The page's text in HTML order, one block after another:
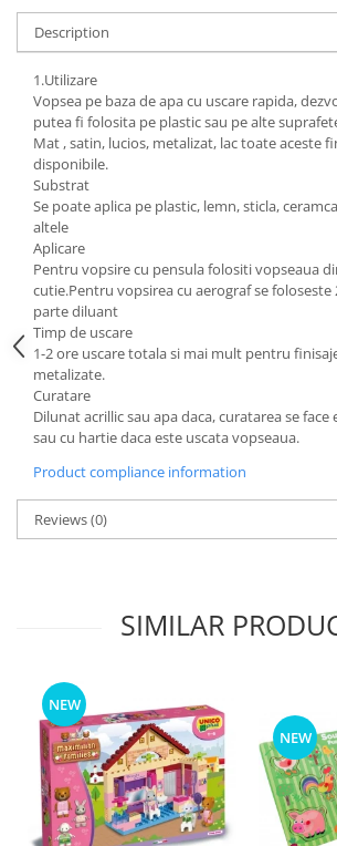
Description
1.Utilizare
Vopsea pe baza de apa cu uscare rapida,
putea fi folosita pe plastic sau pe alte
Mat , satin, lucios, metalizat, lac toate aceste
disponibile.
Substrat
Se poate aplica pe plastic, lemn, sticla,
altele
Aplicare
Pentru vopsire cu pensula folositi vopseaua
cutie.Pentru vopsirea cu aerograf se foloseste
parte diluant
Timp de uscare
1-2 ore uscare totala si mai mult pentru
metalizate.
Curatare
Dilunat acrillic sau apa daca, curatarea se
sau cu hartie daca este uscata vopseaua.
Product compliance information
Reviews(0)
SIMILAR
NEW
NEW